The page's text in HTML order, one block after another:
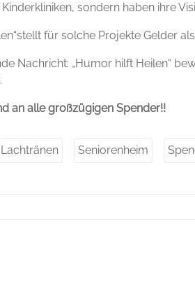
sondern haben ihre
für solche Projekte Gelder
Nachricht: „Humor hilft Heilen“
an alle großzügigen Spender!!
Lachtränen Seniorenheim